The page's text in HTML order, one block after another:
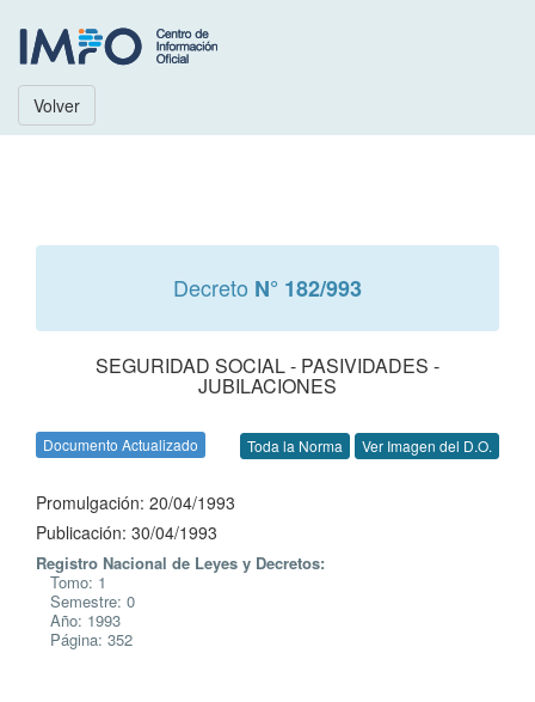
Volver
Decreto N° 182/993
SEGURIDAD SOCIAL - PASIVIDADES -
JUBILACIONES
Documento Actualizado Toda la Norma Ver Imagen del D.O.
Promulgación: 20/04/1993
Publicación: 30/04/1993
Registro Nacional de Leyes y Decretos:
Tomo: 1
Semestre: 0
Año: 1993
Página: 352